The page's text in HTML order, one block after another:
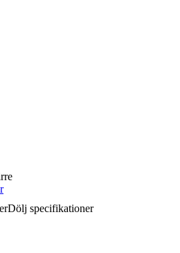
Dölj specifikationer